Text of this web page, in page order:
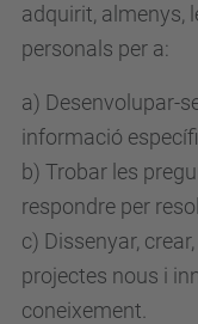
adquirit, almenys,
personals per a:
a) Desenvolupar-
informació
b) Trobar les
respondre per
c) Dissenyar,
projectes nous i
coneixement.